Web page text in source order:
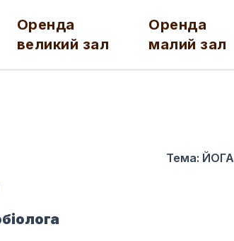
Оренда
великий зал
Оренда
малий зал
Тема: ЙОГА